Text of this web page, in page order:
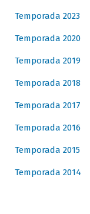
Temporada 2023
Temporada 2020
Temporada 2019
Temporada 2018
Temporada 2017
Temporada 2016
Temporada 2015
Temporada 2014